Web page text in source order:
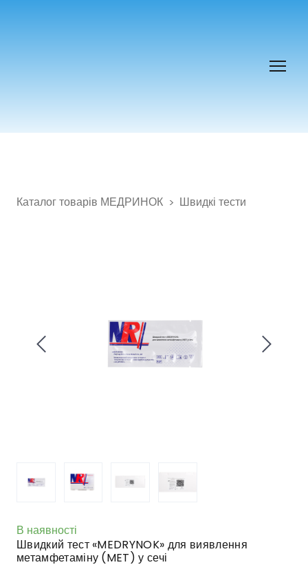
Каталог товарів МЕДРИНОК Швидкі тести
В наявності
Швидкий тест «MEDRYNOK» для виявлення
метамфетаміну (MET) у сечі